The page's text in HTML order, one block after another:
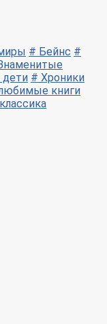
# Бейнс #
дети # Хроники
книги